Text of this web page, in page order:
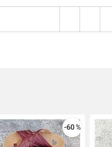
-60 %